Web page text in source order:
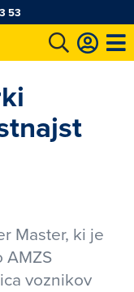
53
Master, ki je
AMZS
voznikov